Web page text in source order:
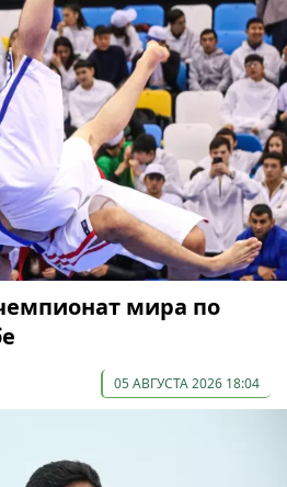
мира по
05 АВГУСТА 2026 18:04